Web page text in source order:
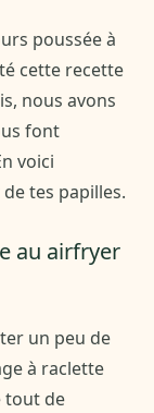
poussée à
cette recette
nous avons
font
voici
tes papilles.
au airfryer
un peu de
à raclette
tout de